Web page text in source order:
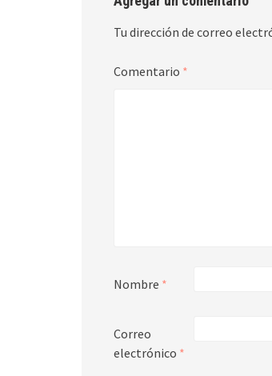
Tu dirección de correo
Comentario *
Nombre *
Correo
electrónico *